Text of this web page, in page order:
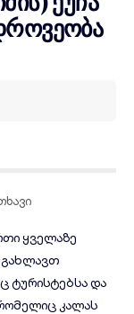
ყველაზე
გახლავთ
ტურისტებსა და
კალას